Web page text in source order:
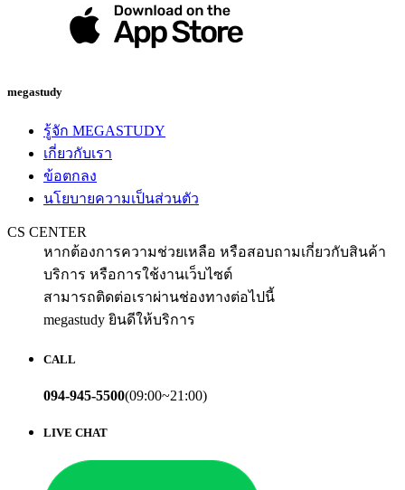
megastudy
รู้จัก MEGASTUDY
เกี่ยวกับเรา
ข้อตกลง
นโยบายความเป็นส่วนตัว
CS CENTER
หากต้องการความช่วยเหลือ หรือสอบถามเกี่ยวกับสินค้า
บริการ หรือการใช้งานเว็บไซต์
สามารถติดต่อเราผ่านช่องทางต่อไปนี้
megastudy ยินดีให้บริการ
CALL
094-945-5500(09:00~21:00)
LIVE CHAT